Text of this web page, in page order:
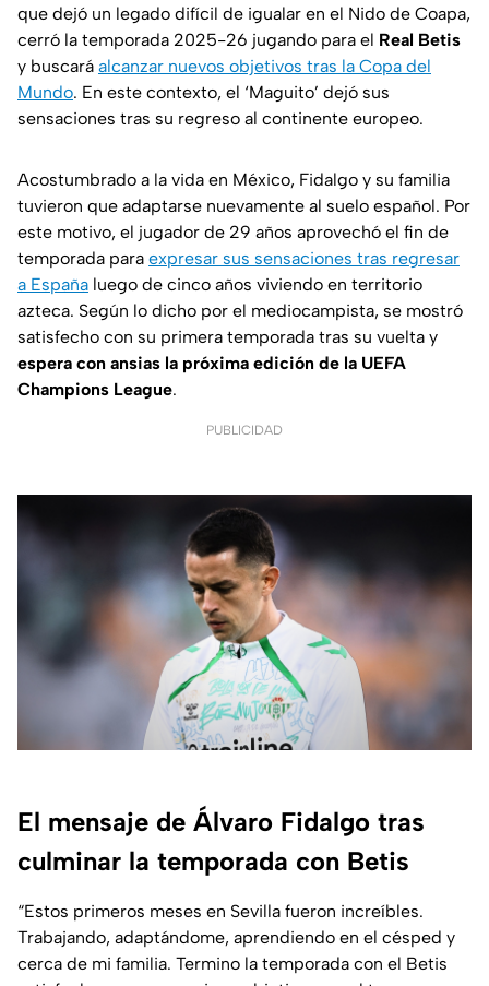
que dejó un legado difícil de igualar en el Nido de Coapa,
cerró la temporada 2025-26 jugando para el Real Betis
y buscará alcanzar nuevos objetivos tras la Copa del
Mundo. En este contexto, el ‘Maguito’ dejó sus
sensaciones tras su regreso al continente europeo.
Acostumbrado a la vida en México, Fidalgo y su familia
tuvieron que adaptarse nuevamente al suelo español. Por
este motivo, el jugador de 29 años aprovechó el fin de
temporada para expresar sus sensaciones tras regresar
a España luego de cinco años viviendo en territorio
azteca. Según lo dicho por el mediocampista, se mostró
satisfecho con su primera temporada tras su vuelta y
espera con ansias la próxima edición de la UEFA
Champions League.
PUBLICIDAD
El mensaje de Álvaro Fidalgo tras
culminar la temporada con Betis
“Estos primeros meses en Sevilla fueron increíbles.
Trabajando, adaptándome, aprendiendo en el césped y
cerca de mi familia. Termino la temporada con el Betis